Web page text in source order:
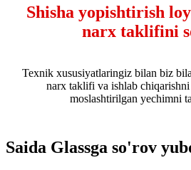
Shisha yopishtirish
narx taklifini
Texnik xususiyatlaringiz bilan biz
narx taklifi va ishlab
moslashtirilgan yechimni
Saida Glassga so'rov